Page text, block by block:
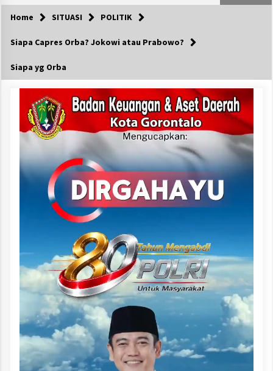
Home SITUASI POLITIK
Siapa Capres Orba? Jokowi atau Prabowo?
Siapa yg Orba